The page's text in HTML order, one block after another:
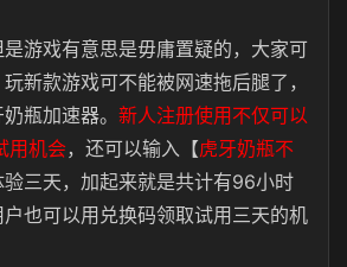
游戏有意思是毋庸置疑的，大家可
新款游戏可不能被网速拖后腿了，
瓶加速器。 新人注册使用不仅可以
用机会，还可以输入【虎牙奶瓶不
三天，加起来就是共计有96小时
也可以用兑换码领取试用三天的机